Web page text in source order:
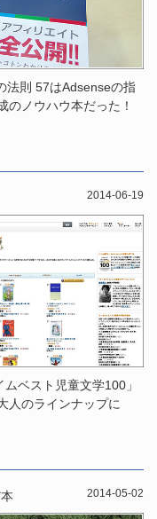
法則 57はAdsenseの指
のノウハウ本だった！
2014-06-19
ベスト児童文学100」
人のラインナップに
2014-05-02